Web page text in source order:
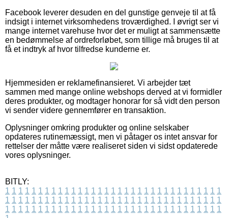
Facebook leverer desuden en del gunstige genveje til at få
indsigt i internet virksomhedens troværdighed. I øvrigt ser vi
mange internet varehuse hvor det er muligt at sammensætte
en bedømmelse af ordreforløbet, som tillige må bruges til at
få et indtryk af hvor tilfredse kunderne er.
Hjemmesiden er reklamefinansieret. Vi arbejder tæt
sammen med mange online webshops derved at vi formidler
deres produkter, og modtager honorar for så vidt den person
vi sender videre gennemfører en transaktion.
Oplysninger omkring produkter og online selskaber
opdateres rutinemæssigt, men vi påtager os intet ansvar for
rettelser der måtte være realiseret siden vi sidst opdaterede
vores oplysninger.
BITLY:
1 1 1 1 1 1 1 1 1 1 1 1 1 1 1 1 1 1 1 1 1 1 1 1 1 1 1 1 1 1 1 1 1
1 1 1 1 1 1 1 1 1 1 1 1 1 1 1 1 1 1 1 1 1 1 1 1 1 1 1 1 1 1 1 1 1
1 1 1 1 1 1 1 1 1 1 1 1 1 1 1 1 1 1 1 1 1 1 1 1 1 1 1 1 1 1 1 1 1